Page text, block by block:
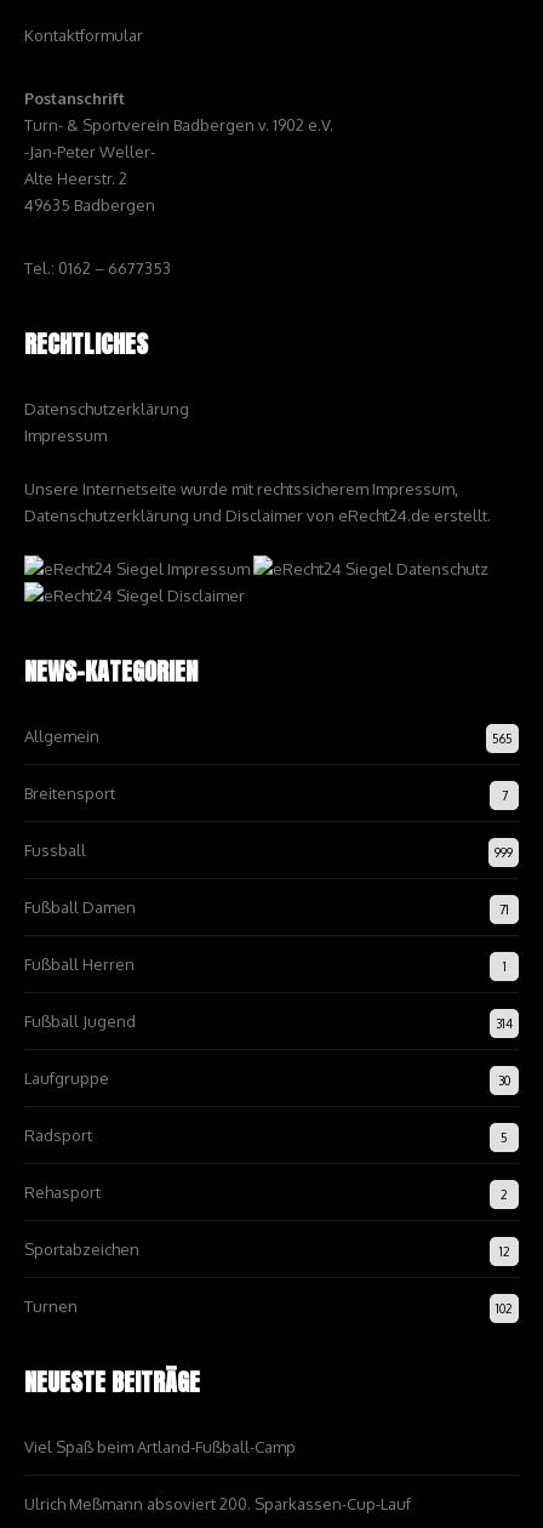
Kontaktformular
Postanschrift
Turn- & Sportverein Badbergen v. 1902 e.V.
-Jan-Peter Weller-
Alte Heerstr. 2
49635 Badbergen
Tel.: 0162 – 6677353
RECHTLICHES
Datenschutzerklärung
Impressum
Unsere Internetseite wurde mit rechtssicherem Impressum,
Datenschutzerklärung und Disclaimer von eRecht24.de erstellt.
NEWS-KATEGORIEN
Allgemein 565
Breitensport 7
Fussball 999
Fußball Damen 71
Fußball Herren 1
Fußball Jugend 314
Laufgruppe 30
Radsport 5
Rehasport 2
Sportabzeichen 12
Turnen 102
NEUESTE BEITRÄGE
Viel Spaß beim Artland-Fußball-Camp
Ulrich Meßmann absoviert 200. Sparkassen-Cup-Lauf